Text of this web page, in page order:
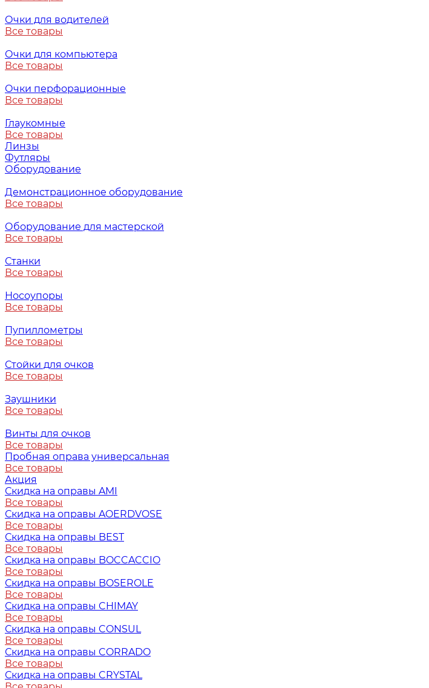
Очки для водителей
Все товары
Очки для компьютера
Все товары
Очки перфорационные
Все товары
Глаукомные
Все товары
Линзы
Футляры
Оборудование
Демонстрационное оборудование
Все товары
Оборудование для мастерской
Все товары
Станки
Все товары
Носоупоры
Все товары
Пупиллометры
Все товары
Стойки для очков
Все товары
Заушники
Все товары
Винты для очков
Все товары
Пробная оправа универсальная
Все товары
Акция
Скидка на оправы AMI
Все товары
Скидка на оправы AOERDVOSE
Все товары
Скидка на оправы BEST
Все товары
Скидка на оправы BOCCACCIO
Все товары
Скидка на оправы BOSEROLE
Все товары
Скидка на оправы CHIMAY
Все товары
Скидка на оправы CONSUL
Все товары
Скидка на оправы CORRADO
Все товары
Скидка на оправы CRYSTAL